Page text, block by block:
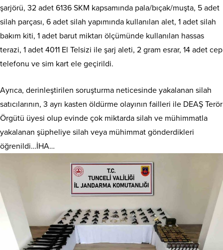
şarjörü, 32 adet 6136 SKM kapsamında pala/bıçak/muşta, 5 adet
silah parçası, 6 adet silah yapımında kullanılan alet, 1 adet silah
bakım kiti, 1 adet barut miktarı ölçümünde kullanılan hassas
terazi, 1 adet 4011 El Telsizi ile şarj aleti, 2 gram esrar, 14 adet cep
telefonu ve sim kart ele geçirildi.
Ayrıca, derinleştirilen soruşturma neticesinde yakalanan silah
satıcılarının, 3 ayrı kasten öldürme olayının failleri ile DEAŞ Terör
Örgütü üyesi olup evinde çok miktarda silah ve mühimmatla
yakalanan şüpheliye silah veya mühimmat gönderdikleri
öğrenildi…İHA…